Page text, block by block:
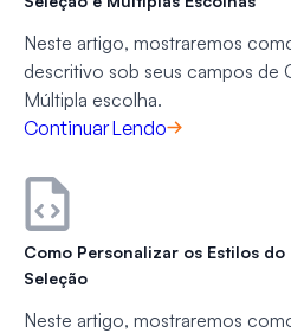
Neste artigo, mostraremos
descritivo sob seus campos de
Múltipla escolha.
Continuar Lendo
Como Personalizar os Estilos do
Seleção
Neste artigo, mostraremos